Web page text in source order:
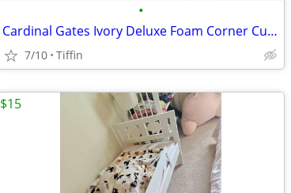
•
Cardinal Gates Ivory Deluxe Foam Corner Cushions, 4/Pack
7/10 Tiffin
$15